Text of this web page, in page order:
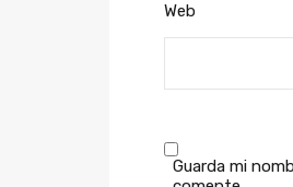
Web
Guarda mi